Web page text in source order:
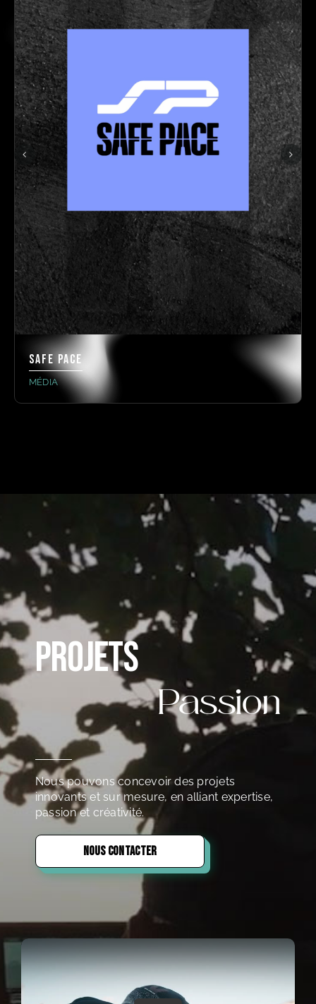
Safe pace
MÉDIA
PROJETS
Passion
Nous pouvons concevoir des projets
innovants et sur mesure, en alliant expertise,
passion et créativité.
NOUS CONTACTER